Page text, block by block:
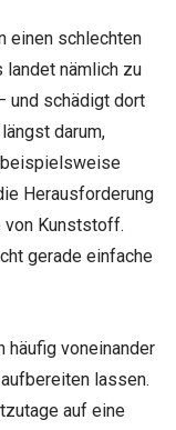
einen schlechten
landet nämlich zu
und schädigt dort
darum,
beispielsweise
Herausforderung
von Kunststoff.
gerade einfache
häufig voneinander
lassen.
auf eine